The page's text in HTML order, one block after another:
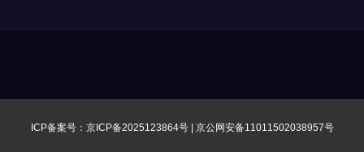
ICP备案号：京ICP备2025123864号 | 京公网安备11011502038957号